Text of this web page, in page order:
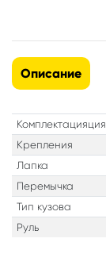
Описание
Комплектацияция
Крепления
Лапка
Перемычка
Тип кузова
Руль